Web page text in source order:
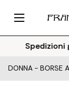
Spedizioni
DONNA - BORSE